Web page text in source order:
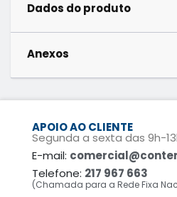
Dados do produto
Anexos
APOIO AO CLIENTE
Segunda a sexta das 9h-
E-mail:
Telefone: 217 967 663
(Chamada para a Rede Fixa